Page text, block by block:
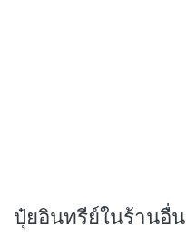
ปุ๋ยอินทรีย์ในร้านอื่น